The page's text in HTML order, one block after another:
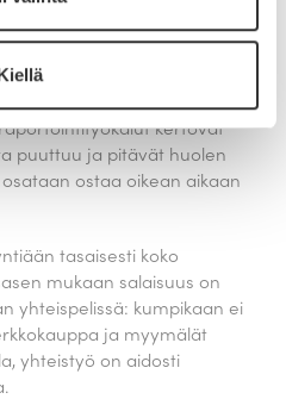
tuotteita
kertovat
puuttuu ja pitävät huolen
ostaa oikean aikaan
tasaisesti koko
mukaan salaisuus on
yhteispelissä: kumpikaan ei
ja myymälät
yhteistyö on aidosti